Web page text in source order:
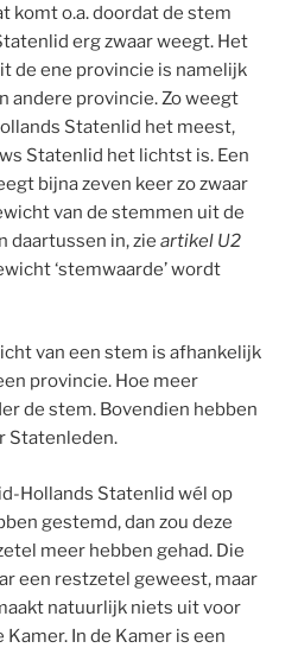
komt o.a. doordat de stem
erg zwaar weegt. Het
de ene provincie is namelijk
andere provincie. Zo weegt
Statenlid het meest,
Statenlid het lichtst is. Een
bijna zeven keer zo zwaar
van de stemmen uit de
daartussen in, zie artikel U2
‘stemwaarde’ wordt
van een stem is afhankelijk
provincie. Hoe meer
de stem. Bovendien hebben
Statenleden.
Hollands Statenlid wél op
gestemd, dan zou deze
meer hebben gehad. Die
een restzetel geweest, maar
natuurlijk niets uit voor
In de Kamer is een